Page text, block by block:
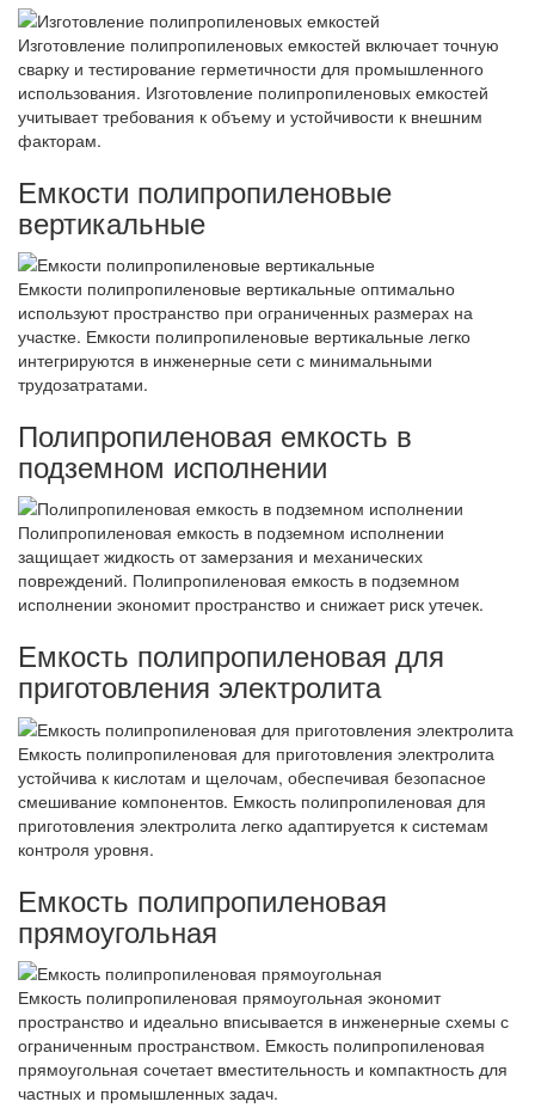
Изготовление полипропиленовых емкостей включает точную
сварку и тестирование герметичности для промышленного
использования. Изготовление полипропиленовых емкостей
учитывает требования к объему и устойчивости к внешним
факторам.
Емкости полипропиленовые
вертикальные
Емкости полипропиленовые вертикальные оптимально
используют пространство при ограниченных размерах на
участке. Емкости полипропиленовые вертикальные легко
интегрируются в инженерные сети с минимальными
трудозатратами.
Полипропиленовая емкость в
подземном исполнении
Полипропиленовая емкость в подземном исполнении
защищает жидкость от замерзания и механических
повреждений. Полипропиленовая емкость в подземном
исполнении экономит пространство и снижает риск утечек.
Емкость полипропиленовая для
приготовления электролита
Емкость полипропиленовая для приготовления электролита
устойчива к кислотам и щелочам, обеспечивая безопасное
смешивание компонентов. Емкость полипропиленовая для
приготовления электролита легко адаптируется к системам
контроля уровня.
Емкость полипропиленовая
прямоугольная
Емкость полипропиленовая прямоугольная экономит
пространство и идеально вписывается в инженерные схемы с
ограниченным пространством. Емкость полипропиленовая
прямоугольная сочетает вместительность и компактность для
частных и промышленных задач.